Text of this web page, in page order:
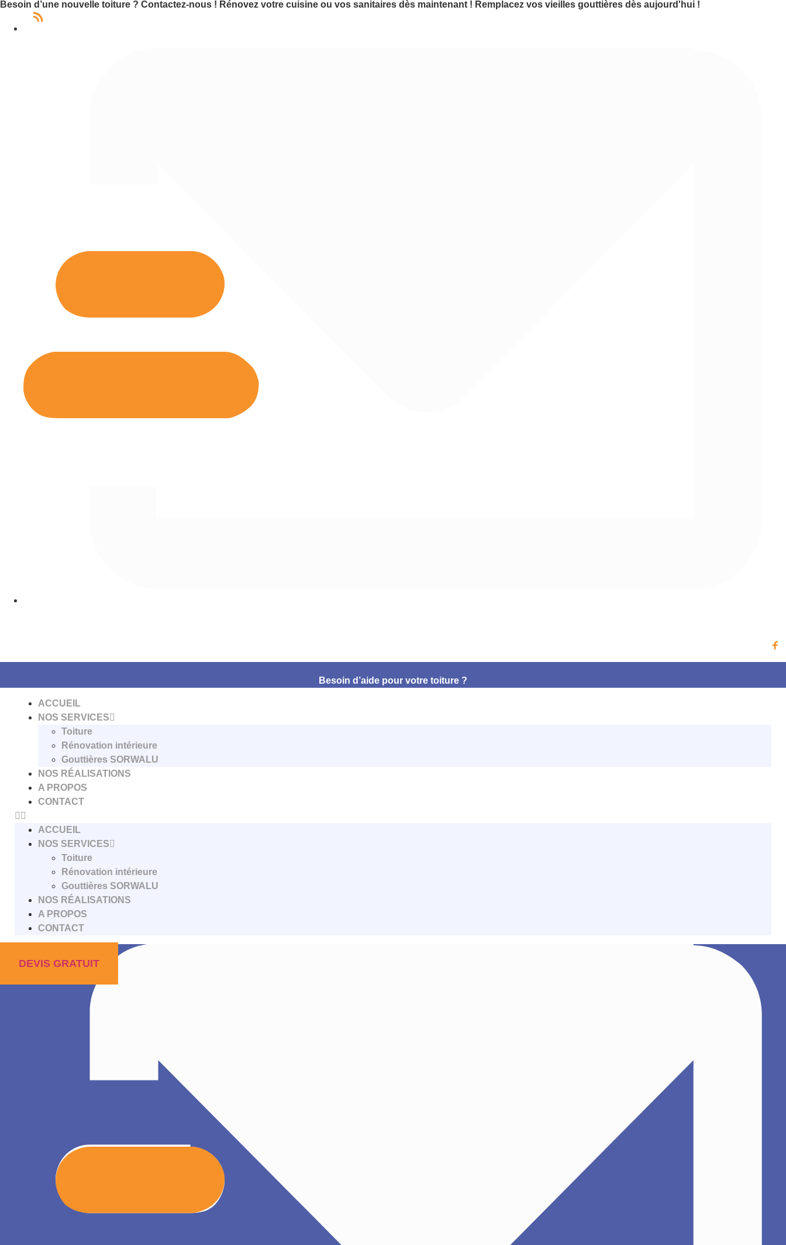
Aller
Besoin d’une nouvelle toiture ? Contactez-nous ! Rénovez votre cuisine ou vos sanitaires dès maintenant ! Remplacez vos vieilles gouttières dès aujourd'hui !
ACCUEIL
NOS SERVICES
Toiture
Rénovation intérieure
Gouttières SORWALU
NOS RÉALISATIONS
A PROPOS
CONTACT
ACCUEIL
NOS SERVICES
Toiture
Rénovation intérieure
Gouttières SORWALU
NOS RÉALISATIONS
A PROPOS
CONTACT
DEVIS GRATUIT
Besoin d’aide pour votre toiture ?
Accueil
Nos services
Toiture
Rénovation intérieure
Gouttières SORWALU
Nos Réalisations
A Propos
Contact
DEVIS GRATUIT
+32 2 391.45.69